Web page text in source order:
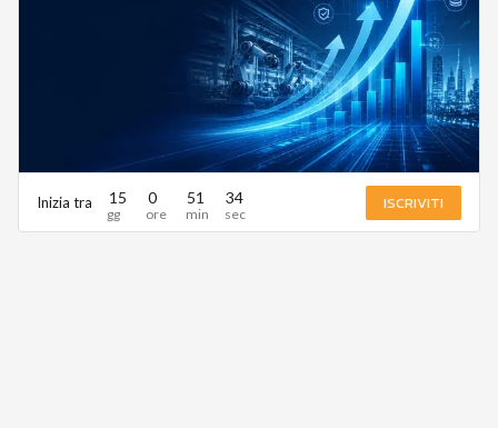
Inizia tra 15 0 51 34 ISCRIVITI